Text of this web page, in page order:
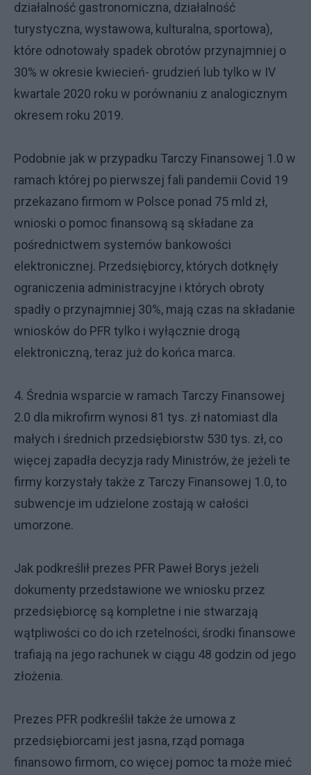
działalność gastronomiczna, działalność
turystyczna, wystawowa, kulturalna, sportowa),
które odnotowały spadek obrotów przynajmniej o
30% w okresie kwiecień- grudzień lub tylko w IV
kwartale 2020 roku w porównaniu z analogicznym
okresem roku 2019.
Podobnie jak w przypadku Tarczy Finansowej 1.0 w
ramach której po pierwszej fali pandemii Covid 19
przekazano firmom w Polsce ponad 75 mld zł,
wnioski o pomoc finansową są składane za
pośrednictwem systemów bankowości
elektronicznej. Przedsiębiorcy, których dotknęły
ograniczenia administracyjne i których obroty
spadły o przynajmniej 30%, mają czas na składanie
wniosków do PFR tylko i wyłącznie drogą
elektroniczną, teraz już do końca marca.
4. Średnia wsparcie w ramach Tarczy Finansowej
2.0 dla mikrofirm wynosi 81 tys. zł natomiast dla
małych i średnich przedsiębiorstw 530 tys. zł, co
więcej zapadła decyzja rady Ministrów, że jeżeli te
firmy korzystały także z Tarczy Finansowej 1.0, to
subwencje im udzielone zostają w całości
umorzone.
Jak podkreślił prezes PFR Paweł Borys jeżeli
dokumenty przedstawione we wniosku przez
przedsiębiorcę są kompletne i nie stwarzają
wątpliwości co do ich rzetelności, środki finansowe
trafiają na jego rachunek w ciągu 48 godzin od jego
złożenia.
Prezes PFR podkreślił także że umowa z
przedsiębiorcami jest jasna, rząd pomaga
finansowo firmom, co więcej pomoc ta może mieć